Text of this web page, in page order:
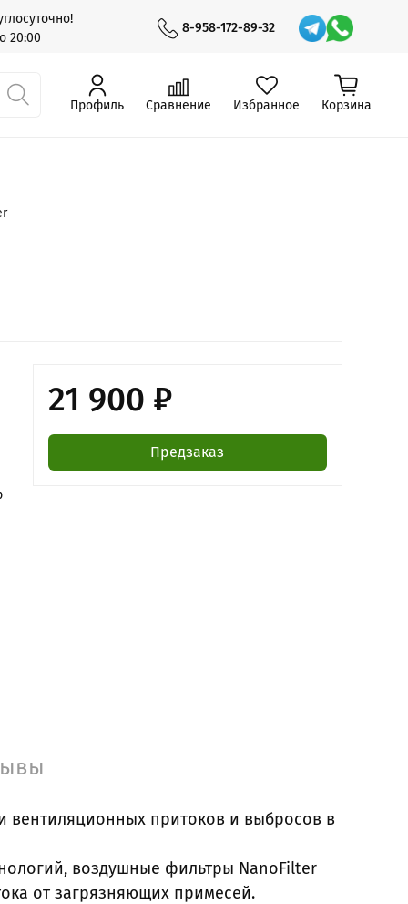
20:00
8-958-172-89-32
Профиль Сравнение Избранное Корзина
21 900 ₽
Предзаказ
вентиляционных притоков и выбросов в
воздушные фильтры NanoFilter
от загрязняющих примесей.